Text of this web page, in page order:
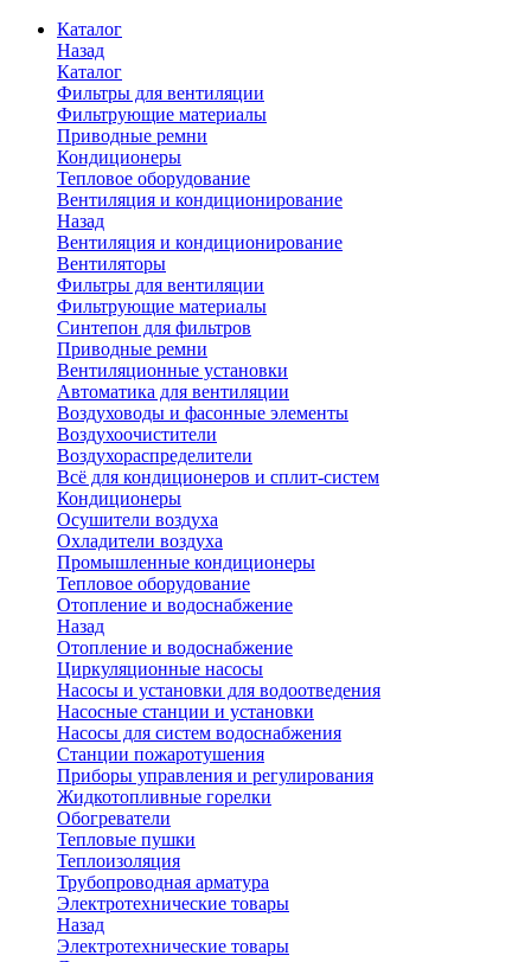
Каталог
Назад
Каталог
Фильтры для вентиляции
Фильтрующие материалы
Приводные ремни
Кондиционеры
Тепловое оборудование
Вентиляция и кондиционирование
Назад
Вентиляция и кондиционирование
Вентиляторы
Фильтры для вентиляции
Фильтрующие материалы
Синтепон для фильтров
Приводные ремни
Вентиляционные установки
Автоматика для вентиляции
Воздуховоды и фасонные элементы
Воздухоочистители
Воздухораспределители
Всё для кондиционеров и сплит-систем
Кондиционеры
Осушители воздуха
Охладители воздуха
Промышленные кондиционеры
Тепловое оборудование
Отопление и водоснабжение
Назад
Отопление и водоснабжение
Циркуляционные насосы
Насосы и установки для водоотведения
Насосные станции и установки
Насосы для систем водоснабжения
Станции пожаротушения
Приборы управления и регулирования
Жидкотопливные горелки
Обогреватели
Тепловые пушки
Теплоизоляция
Трубопроводная арматура
Электротехнические товары
Назад
Электротехнические товары